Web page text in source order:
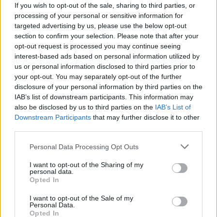
If you wish to opt-out of the sale, sharing to third parties, or
processing of your personal or sensitive information for
targeted advertising by us, please use the below opt-out
section to confirm your selection. Please note that after your
opt-out request is processed you may continue seeing
interest-based ads based on personal information utilized by
us or personal information disclosed to third parties prior to
your opt-out. You may separately opt-out of the further
disclosure of your personal information by third parties on the
IAB’s list of downstream participants. This information may
also be disclosed by us to third parties on the IAB’s List of
Downstream Participants that may further disclose it to other
Please note that this website/app uses one or more Google
not limited to your visit or usage behaviour. You may click to
grant or deny consent to Google and its third-party tags to
use your data for below specified purposes in below Google
consent section.
Personal Data Processing Opt Outs
I want to opt-out of the Sharing of my
personal data.
Opted In
I want to opt-out of the Sale of my
Personal Data.
Opted In
Szerelem és erotika a TNG érában
Gáspár Klára•2019. január 26.
Mint minden igazi sorozatban, a szerelem és erotika
témaköre a Star Trek univerzumban is sokszor és